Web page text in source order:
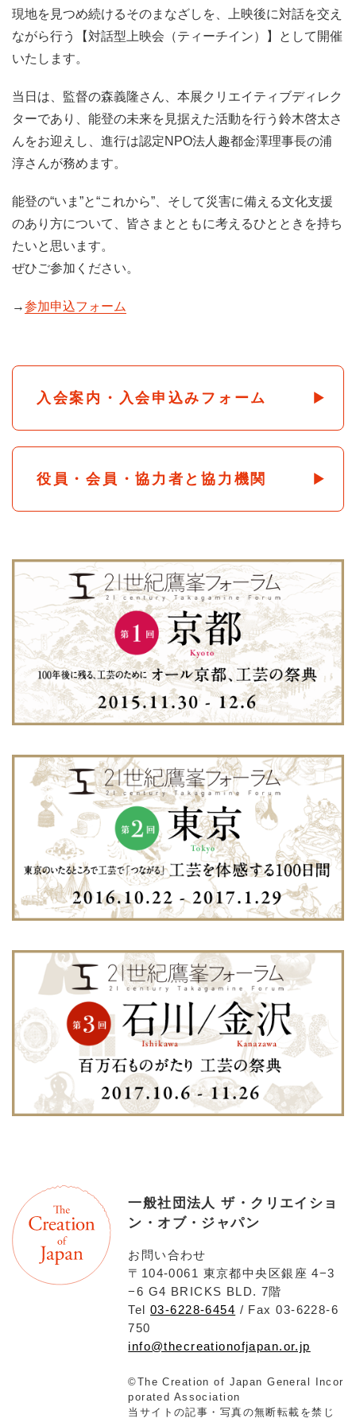
現地を見つめ続けるそのまなざしを、上映後に対話を交え
ながら行う【対話型上映会（ティーチイン）】として開催
いたします。
当日は、監督の森義隆さん、本展クリエイティブディレク
ターであり、能登の未来を見据えた活動を行う鈴木啓太さ
んをお迎えし、進行は認定NPO法人趣都金澤理事長の浦
淳さんが務めます。
能登の“いま”と“これから”、そして災害に備える文化支援
のあり方について、皆さまとともに考えるひとときを持ち
たいと思います。
ぜひご参加ください。
→参加申込フォーム
入会案内・入会申込みフォーム
役員・会員・協力者と協力機関
一般社団法人 ザ・クリエイショ
ン・オブ・ジャパン
お問い合わせ
〒104-0061 東京都中央区銀座 4−3
−6 G4 BRICKS BLD. 7階
Tel03-6228-6454 / Fax 03-6228-6
750
info@thecreationofjapan.or.jp
©The Creation of Japan General Incor
porated Association
当サイトの記事・写真の無断転載を禁じ